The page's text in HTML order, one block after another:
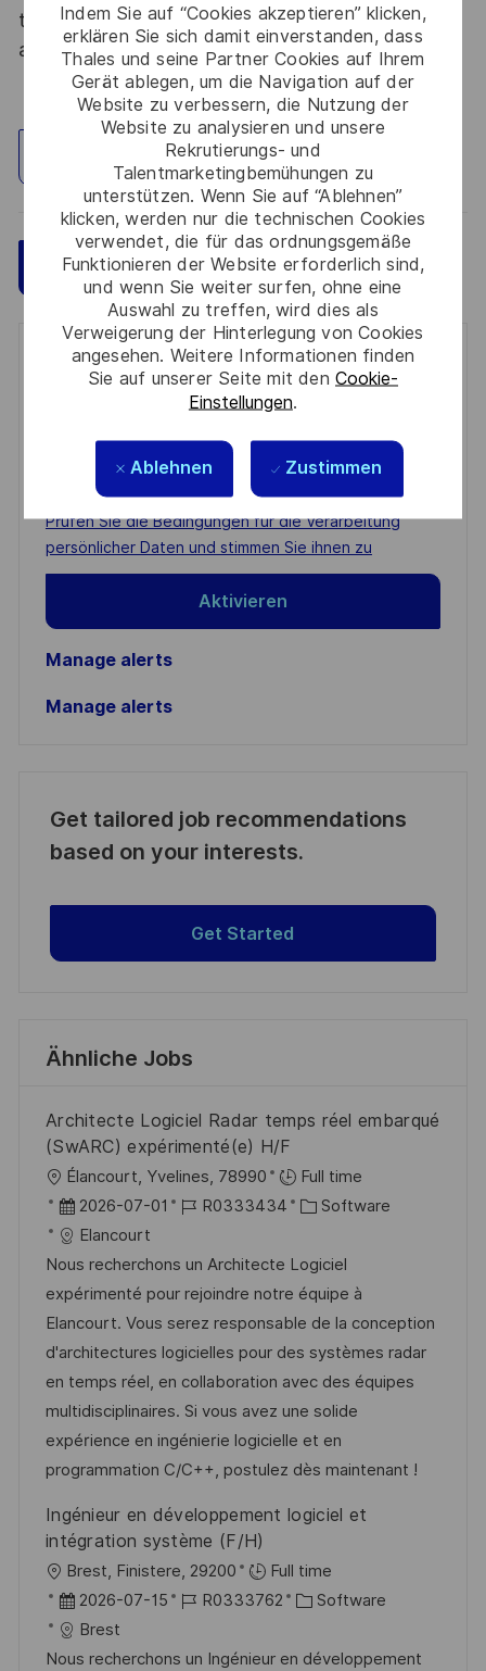
Indem Sie auf “Cookies akzeptieren” klicken,
erklären Sie sich damit einverstanden, dass
Thales und seine Partner Cookies auf Ihrem
Gerät ablegen, um die Navigation auf der
Website zu verbessern, die Nutzung der
Website zu analysieren und unsere
Rekrutierungs- und
Talentmarketingbemühungen zu
unterstützen. Wenn Sie auf “Ablehnen”
klicken, werden nur die technischen Cookies
verwendet, die für das ordnungsgemäße
Funktionieren der Website erforderlich sind,
und wenn Sie weiter surfen, ohne eine
Auswahl zu treffen, wird dies als
Verweigerung der Hinterlegung von Cookies
angesehen. Weitere Informationen finden
Sie auf unserer Seite mit den Cookie-
Einstellungen.
Ablehnen Zustimmen
tous les talents. La diversité est notre meilleur
atout. Postulez et rejoignez nous !
Standort erkunden
Jetzt bewerben Speichern
Get notified for similar jobs
You'll receive updates once a week
(Required)
Required
Prüfen Sie die Bedingungen für die Verarbeitung
persönlicher Daten und stimmen Sie ihnen zu
Aktivieren
Manage alerts
Manage alerts
Get tailored job recommendations
based on your interests.
Get Started
Ähnliche Jobs
Architecte Logiciel Radar temps réel embarqué
(SwARC) expérimenté(e) H/F
O
r
t
Élancourt, Yvelines, 78990
Full time
D
a
t
u
m
d
e
r
V
e
ö
e
n
2026-07-01
J
b
-
I
D
R0333434
K
t
e
g
o
r
i
e
Software
Elancourt
Nous recherchons un Architecte Logiciel
expérimenté pour rejoindre notre équipe à
Elancourt. Vous serez responsable de la conception
d'architectures logicielles pour des systèmes radar
en temps réel, en collaboration avec des équipes
multidisciplinaires. Si vous avez une solide
expérience en ingénierie logicielle et en
programmation C/C++, postulez dès maintenant !
Ingénieur en développement logiciel et
intégration système (F/H)
O
r
t
Brest, Finistere, 29200
Full time
D
a
t
2026-07-15
J
b
R0333762
K
t
Software
Brest
Nous recherchons un Ingénieur en développement